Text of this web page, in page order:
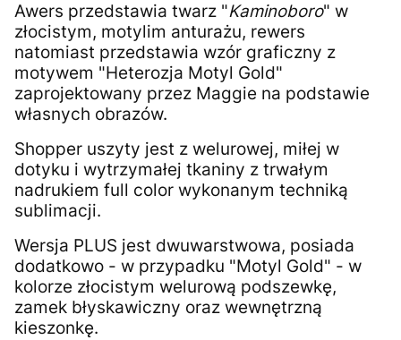
Awers przedstawia twarz "Kaminoboro" w
złocistym, motylim anturażu, rewers
natomiast przedstawia wzór graficzny z
motywem "Heterozja Motyl Gold"
zaprojektowany przez Maggie na podstawie
własnych obrazów.
Shopper uszyty jest z welurowej, miłej w
dotyku i wytrzymałej tkaniny z trwałym
nadrukiem full color wykonanym techniką
sublimacji.
Wersja PLUS jest dwuwarstwowa, posiada
dodatkowo - w przypadku "Motyl Gold" - w
kolorze złocistym welurową podszewkę,
zamek błyskawiczny oraz wewnętrzną
kieszonkę.